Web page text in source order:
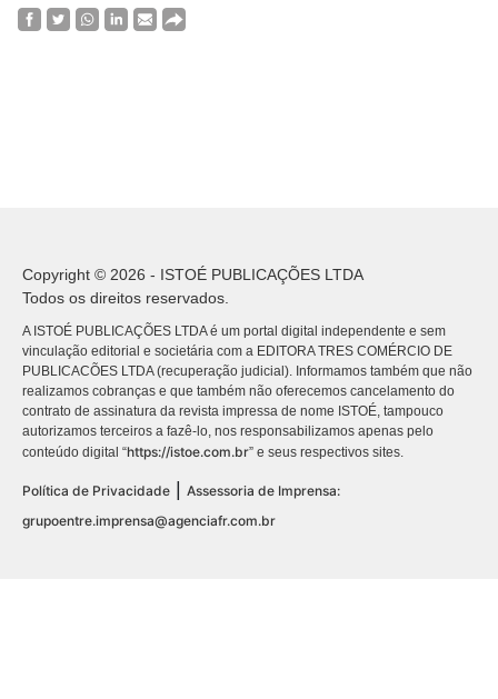
Copyright © 2026 - ISTOÉ PUBLICAÇÕES LTDA
Todos os direitos reservados.
A ISTOÉ PUBLICAÇÕES LTDA é um portal digital independente e sem
vinculação editorial e societária com a EDITORA TRES COMÉRCIO DE
PUBLICACÕES LTDA (recuperação judicial). Informamos também que não
realizamos cobranças e que também não oferecemos cancelamento do
contrato de assinatura da revista impressa de nome ISTOÉ, tampouco
autorizamos terceiros a fazê-lo, nos responsabilizamos apenas pelo
conteúdo digital “https://istoe.com.br” e seus respectivos sites.
Política de Privacidade
Assessoria de Imprensa:
grupoentre.imprensa@agenciafr.com.br